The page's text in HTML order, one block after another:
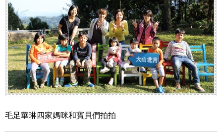
毛足華琳四家媽咪和寶貝們拍拍